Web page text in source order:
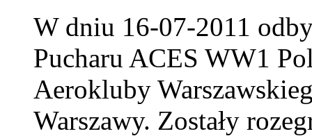
W dniu 16-07-2011
Pucharu ACES WW1
Aerokluby
Warszawy. Zostały